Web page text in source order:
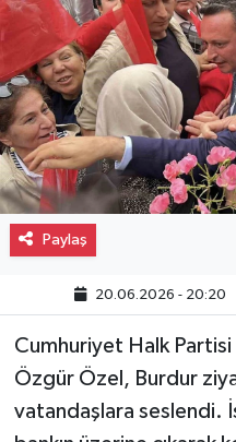
Paylaş
20.06.2026 - 20:20
Cumhuriyet Halk Partisi
Özgür Özel, Burdur
vatandaşlara seslendi.
Spor
Eğitim